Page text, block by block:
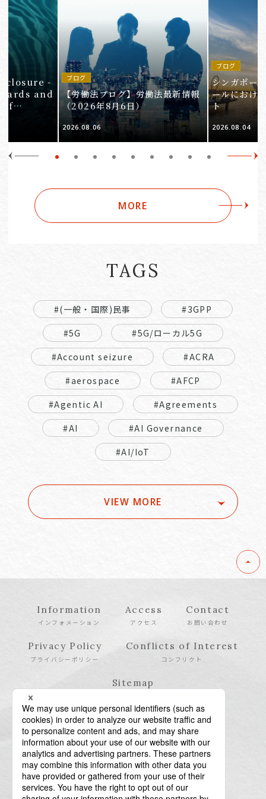
-
and
of
ブログ
【労働法ブログ】労働法最新情報
（2026年8月6日）
2026.08.06
ブログ
シンガポー
ールにおけ
ト
2026.08.04
MORE
TAGS
#(一般・国際)民事
#3GPP
#5G
#5G/ローカル5G
#Account seizure
#ACRA
#aerospace
#AFCP
#Agentic AI
#Agreements
#AI
#AI Governance
#AI/IoT
VIEW MORE
Information
インフォメーション
Access
アクセス
Contact
お問い合わせ
Privacy Policy
プライバシーポリシー
Conflicts of Interest
コンフリクト
Sitemap